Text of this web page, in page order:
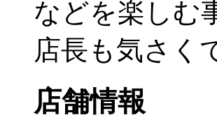
などを楽しむ
店長も気さく
店舗情報